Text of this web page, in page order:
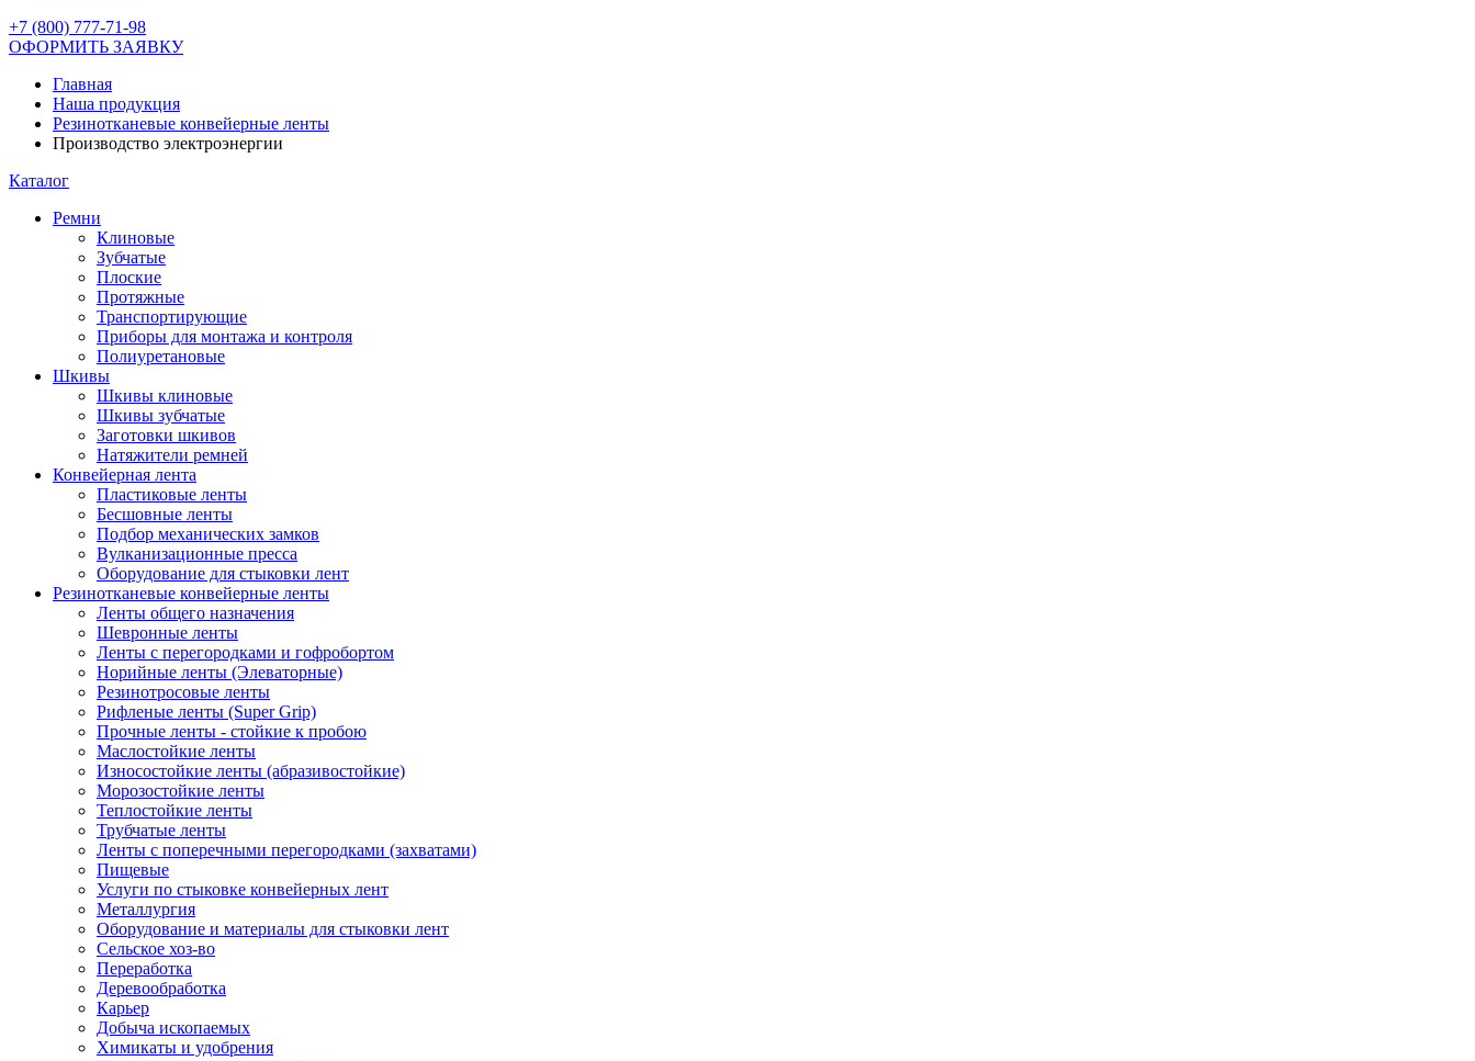
+7 (800) 777-71-98
ОФОРМИТЬ ЗАЯВКУ
Главная
Наша продукция
Резинотканевые конвейерные ленты
Производство электроэнергии
Каталог
Ремни
Клиновые
Зубчатые
Плоские
Протяжные
Транспортирующие
Приборы для монтажа и контроля
Полиуретановые
Шкивы
Шкивы клиновые
Шкивы зубчатые
Заготовки шкивов
Натяжители ремней
Конвейерная лента
Пластиковые ленты
Бесшовные ленты
Подбор механических замков
Вулканизационные пресса
Оборудование для стыковки лент
Резинотканевые конвейерные ленты
Ленты общего назначения
Шевронные ленты
Ленты с перегородками и гофробортом
Норийные ленты (Элеваторные)
Резинотросовые ленты
Рифленые ленты (Super Grip)
Прочные ленты - стойкие к пробою
Маслостойкие ленты
Износостойкие ленты (абразивостойкие)
Морозостойкие ленты
Теплостойкие ленты
Трубчатые ленты
Ленты с поперечными перегородками (захватами)
Пищевые
Услуги по стыковке конвейерных лент
Металлургия
Оборудование и материалы для стыковки лент
Сельское хоз-во
Переработка
Деревообработка
Карьер
Добыча ископаемых
Химикаты и удобрения